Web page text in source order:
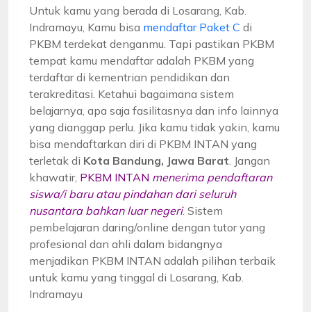
Untuk kamu yang berada di Losarang, Kab.
Indramayu, Kamu bisa mendaftar Paket C di
PKBM terdekat denganmu. Tapi pastikan PKBM
tempat kamu mendaftar adalah PKBM yang
terdaftar di kementrian pendidikan dan
terakreditasi. Ketahui bagaimana sistem
belajarnya, apa saja fasilitasnya dan info lainnya
yang dianggap perlu. Jika kamu tidak yakin, kamu
bisa mendaftarkan diri di PKBM INTAN yang
terletak di Kota Bandung, Jawa Barat . Jangan
khawatir, PKBM INTAN menerima pendaftaran
siswa/i baru atau pindahan dari seluruh
nusantara bahkan luar negeri. Sistem
pembelajaran daring/online dengan tutor yang
profesional dan ahli dalam bidangnya
menjadikan PKBM INTAN adalah pilihan terbaik
untuk kamu yang tinggal di Losarang, Kab.
Indramayu